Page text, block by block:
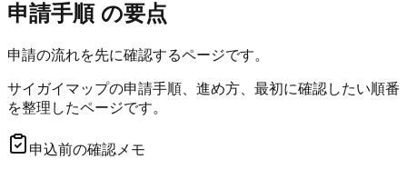
申請手順の要点
申請の流れを先に確認するページです。
サイガイマップの申請手順、進め方、最初に確認したい順番
を整理したページです。
申込前の確認メモ